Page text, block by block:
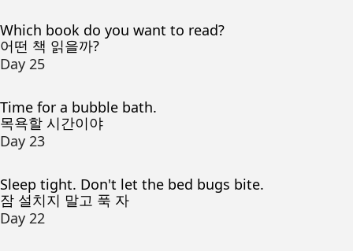
Which book do you want to read?
어떤 책 읽을까?
Day 25
Time for a bubble bath.
목욕할 시간이야
Day 23
Sleep tight. Don't let the bed bugs bite.
잠 설치지 말고 푹 자
Day 22